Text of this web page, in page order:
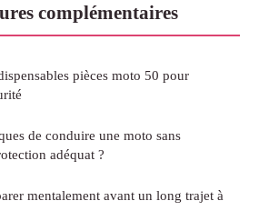
complémentaires
pièces moto 50 pour
de conduire une moto sans
adéquat ?
mentalement avant un long trajet à